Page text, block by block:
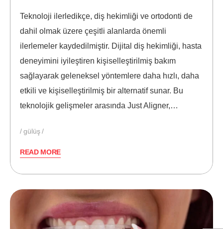
Teknoloji ilerledikçe, diş hekimliği ve ortodonti de
dahil olmak üzere çeşitli alanlarda önemli
ilerlemeler kaydedilmiştir. Dijital diş hekimliği, hasta
deneyimini iyileştiren kişiselleştirilmiş bakım
sağlayarak geleneksel yöntemlere daha hızlı, daha
etkili ve kişiselleştirilmiş bir alternatif sunar. Bu
teknolojik gelişmeler arasında Just Aligner,…
gülüş
READ MORE